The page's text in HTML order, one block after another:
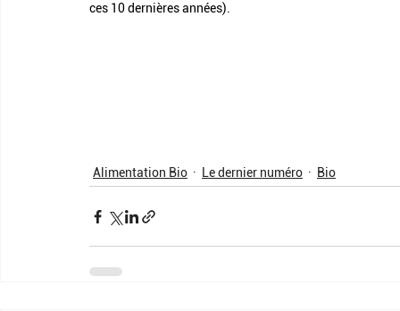
ces 10 dernières années).
Alimentation Bio Le dernier numéro Bio